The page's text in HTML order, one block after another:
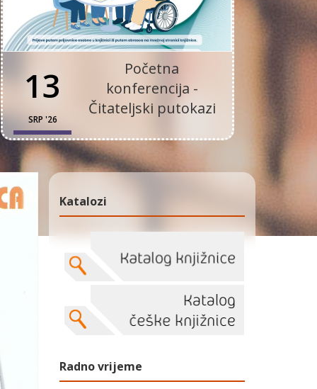
13
SRP '26
Početna
konferencija -
Čitateljski putokazi
Katalozi
Radno vrijeme